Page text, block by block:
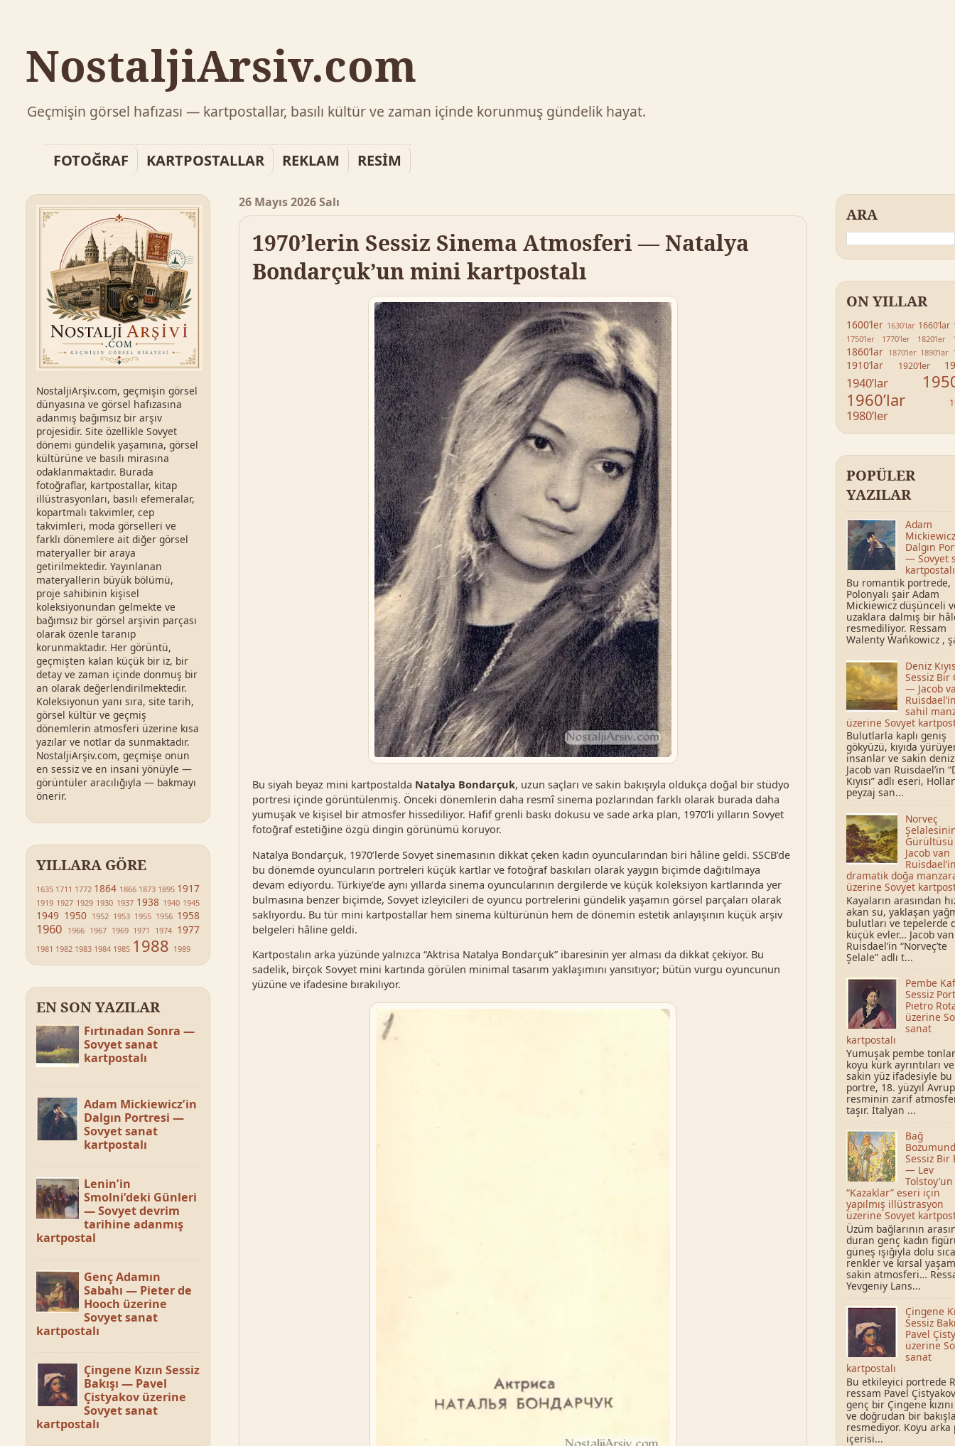
NostaljiArsiv.com
Geçmişin görsel hafızası — kartpostallar, basılı kültür ve zaman içinde korunmuş gündelik hayat.
FOTOĞRAF KARTPOSTALLAR REKLAM RESİM
26 Mayıs 2026 Salı
1970’lerin Sessiz Sinema Atmosferi — Natalya
Bondarçuk’un mini kartpostalı
Bu siyah beyaz mini kartpostalda Natalya Bondarçuk, uzun saçları ve sakin bakışıyla oldukça doğal bir stüdyo
portresi içinde görüntülenmiş. Önceki dönemlerin daha resmî sinema pozlarından farklı olarak burada daha
yumuşak ve kişisel bir atmosfer hissediliyor. Hafif grenli baskı dokusu ve sade arka plan, 1970’li yılların Sovyet
fotoğraf estetiğine özgü dingin görünümü koruyor.
Natalya Bondarçuk, 1970’lerde Sovyet sinemasının dikkat çeken kadın oyuncularından biri hâline geldi. SSCB’de
bu dönemde oyuncuların portreleri küçük kartlar ve fotoğraf baskıları olarak yaygın biçimde dağıtılmaya
devam ediyordu. Türkiye’de aynı yıllarda sinema oyuncularının dergilerde ve küçük koleksiyon kartlarında yer
bulmasına benzer biçimde, Sovyet izleyicileri de oyuncu portrelerini gündelik yaşamın görsel parçaları olarak
saklıyordu. Bu tür mini kartpostallar hem sinema kültürünün hem de dönemin estetik anlayışının küçük arşiv
belgeleri hâline geldi.
Kartpostalın arka yüzünde yalnızca “Aktrisa Natalya Bondarçuk” ibaresinin yer alması da dikkat çekiyor. Bu
sadelik, birçok Sovyet mini kartında görülen minimal tasarım yaklaşımını yansıtıyor; bütün vurgu oyuncunun
yüzüne ve ifadesine bırakılıyor.
NostaljiArşiv.com, geçmişin görsel
dünyasına ve görsel hafızasına
adanmış bağımsız bir arşiv
projesidir. Site özellikle Sovyet
dönemi gündelik yaşamına, görsel
kültürüne ve basılı mirasına
odaklanmaktadır. Burada
fotoğraflar, kartpostallar, kitap
illüstrasyonları, basılı efemeralar,
kopartmalı takvimler, cep
takvimleri, moda görselleri ve
farklı dönemlere ait diğer görsel
materyaller bir araya
getirilmektedir. Yayınlanan
materyallerin büyük bölümü,
proje sahibinin kişisel
koleksiyonundan gelmekte ve
bağımsız bir görsel arşivin parçası
olarak özenle taranıp
korunmaktadır. Her görüntü,
geçmişten kalan küçük bir iz, bir
detay ve zaman içinde donmuş bir
an olarak değerlendirilmektedir.
Koleksiyonun yanı sıra, site tarih,
görsel kültür ve geçmiş
dönemlerin atmosferi üzerine kısa
yazılar ve notlar da sunmaktadır.
NostaljiArşiv.com, geçmişe onun
en sessiz ve en insani yönüyle —
görüntüler aracılığıyla — bakmayı
önerir.
YILLARA GÖRE
1635 1711 1772 1864 1866 1873 1895 1917
1919 1927 1929 1930 1937 1938 1940 1945
1949 1950 1952 1953 1955 1956 1958
1960 1966 1967 1969 1971 1974 1977
1981 1982 1983 1984 1985 1988 1989
EN SON YAZILAR
Fırtınadan Sonra —
Sovyet sanat
kartpostalı
Adam Mickiewicz’in
Dalgın Portresi —
Sovyet sanat
kartpostalı
Lenin’in
Smolni’deki Günleri
— Sovyet devrim
tarihine adanmış
kartpostal
Genç Adamın
Sabahı — Pieter de
Hooch üzerine
Sovyet sanat
kartpostalı
Çingene Kızın Sessiz
Bakışı — Pavel
Çistyakov üzerine
Sovyet sanat
kartpostalı
ARA
ON YILLAR
1600’ler 1630’lar 1660’lar
1750’ler
1770’ler 1820’ler
1860’lar 1870’ler 1890’lar
1910’lar 1920’ler
1940’lar
1960’lar
1980’ler
POPÜLER
YAZILAR
Adam
Dalgın
— Sovyet
kartpostalı
Bu romantik portrede,
Polonyalı şair Adam
Mickiewicz düşünceli
uzaklara dalmış bir
resmediliyor. Ressam
Walenty Wańkowicz ,
Deniz
Sessiz Bir
— Jacob
sahil
üzerine Sovyet
Bulutlarla kaplı geniş
gökyüzü, kıyıda
insanlar ve sakin
Jacob van Ruisdael’in
Kıyısı” adlı eseri,
peyzaj san...
Norveç
Jacob van
dramatik doğa
üzerine Sovyet
Kayaların arasından
akan su, yaklaşan
bulutları ve tepelerde
küçük evler… Jacob van
Ruisdael’in “Norveç’te
Şelale” adlı t...
Pembe
Sessiz
Pietro
üzerine
sanat
kartpostalı
Yumuşak pembe
koyu kürk ayrıntıları ve
sakin yüz ifadesiyle bu
portre, 18. yüzyıl
resminin zarif
taşır. İtalyan ...
Bağ
Sessiz Bir
— Lev
Tolstoy’un
“Kazaklar” eseri için
yapılmış illüstrasyon
üzerine Sovyet
Üzüm bağlarının
duran genç kadın
güneş ışığıyla dolu
renkler ve kırsal
sakin atmosferi…
Yevgeniy Lans...
Çingene
Sessiz
Pavel
üzerine
sanat
kartpostalı
Bu etkileyici portrede
ressam Pavel
genç bir Çingene
ve doğrudan bir
resmediyor. Koyu arka
içerisi...